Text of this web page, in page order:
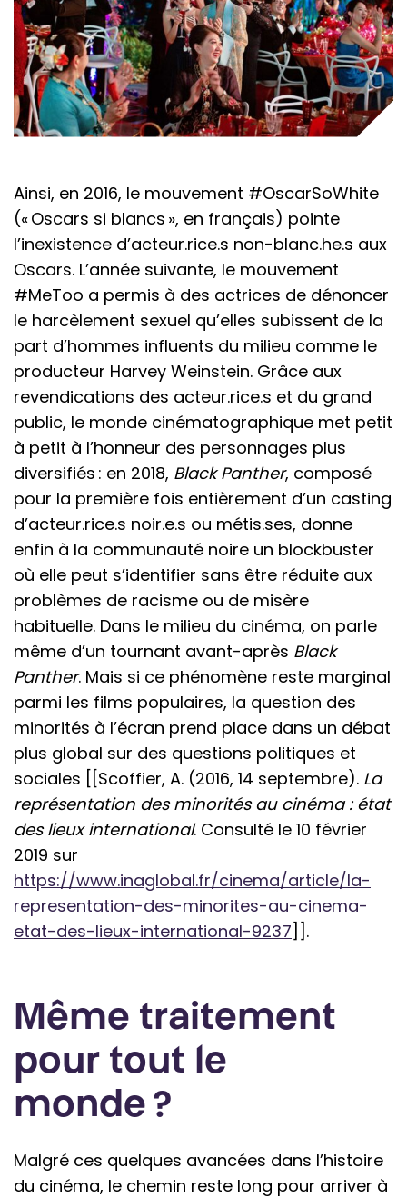
Ainsi, en 2016, le mouvement #OscarSoWhite
(« Oscars si blancs », en français) pointe
l’inexistence d’acteur.rice.s non-blanc.he.s aux
Oscars. L’année suivante, le mouvement
#MeToo a permis à des actrices de dénoncer
le harcèlement sexuel qu’elles subissent de la
part d’hommes influents du milieu comme le
producteur Harvey Weinstein. Grâce aux
revendications des acteur.rice.s et du grand
public, le monde cinématographique met petit
à petit à l’honneur des personnages plus
diversifiés : en 2018, Black Panther, composé
pour la première fois entièrement d’un casting
d’acteur.rice.s noir.e.s ou métis.ses, donne
enfin à la communauté noire un blockbuster
où elle peut s’identifier sans être réduite aux
problèmes de racisme ou de misère
habituelle. Dans le milieu du cinéma, on parle
même d’un tournant avant-après Black
Panther. Mais si ce phénomène reste marginal
parmi les films populaires, la question des
minorités à l’écran prend place dans un débat
plus global sur des questions politiques et
sociales [[Scoffier, A. (2016, 14 septembre). La
représentation des minorités au cinéma : état
des lieux international. Consulté le 10 février
2019 sur
https://www.inaglobal.fr/cinema/article/la-
representation-des-minorites-au-cinema-
etat-des-lieux-international-9237]].
Même traitement
pour tout le
monde ?
Malgré ces quelques avancées dans l’histoire
du cinéma, le chemin reste long pour arriver à